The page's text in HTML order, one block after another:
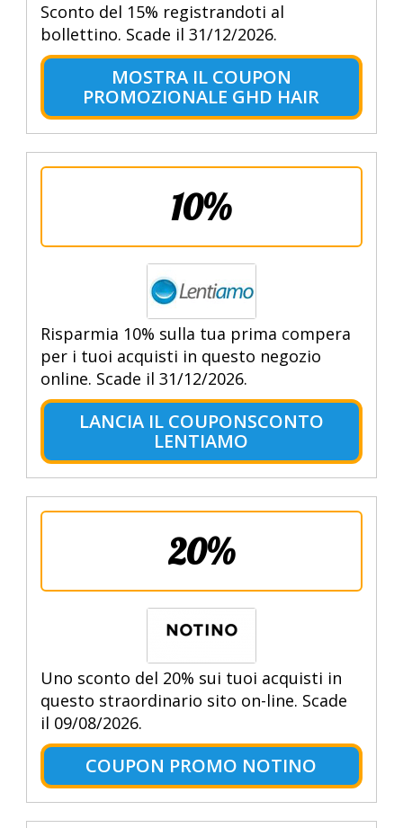
Sconto del 15% registrandoti al
bollettino. Scade il 31/12/2026.
MOSTRA IL COUPON
PROMOZIONALE GHD HAIR
10%
Risparmia 10% sulla tua prima compera
per i tuoi acquisti in questo negozio
online. Scade il 31/12/2026.
LANCIA IL COUPONSCONTO
LENTIAMO
20%
Uno sconto del 20% sui tuoi acquisti in
questo straordinario sito on-line. Scade
il 09/08/2026.
COUPON PROMO NOTINO